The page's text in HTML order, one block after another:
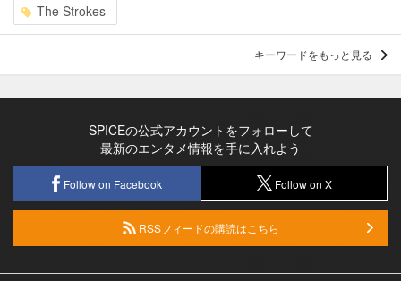
The Strokes
キーワードをもっと見る
SPICEの公式アカウントをフォローして
最新のエンタメ情報を手に入れよう
Follow on Facebook Follow on X
RSSフィードの購読はこちら